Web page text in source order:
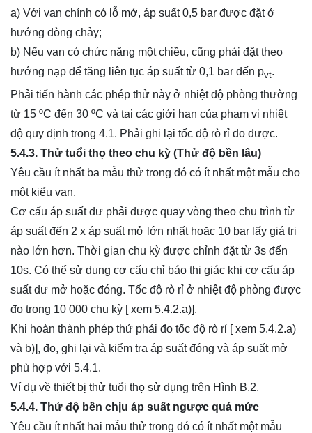
a) Với van chính có lỗ mở, áp suất 0,5 bar được đặt ở
hướng dòng chảy;
b) Nếu van có chức năng một chiều, cũng phải đặt theo
hướng nạp để tăng liên tục áp suất từ 0,1 bar đến pvt.
Phải tiến hành các phép thử này ở nhiệt độ phòng thường
từ 15 ºC đến 30 ºC và tại các giới hạn của phạm vi nhiệt
độ quy định trong 4.1. Phải ghi lại tốc độ rò rỉ đo được.
5.4.3. Thử tuổi thọ theo chu kỳ (Thử độ bền lâu)
Yêu cầu ít nhất ba mẫu thử trong đó có ít nhất một mẫu cho
một kiểu van.
Cơ cấu áp suất dư phải được quay vòng theo chu trình từ
áp suất đến 2 x áp suất mở lớn nhất hoặc 10 bar lấy giá trị
nào lớn hơn. Thời gian chu kỳ được chỉnh đặt từ 3s đến
10s. Có thể sử dụng cơ cấu chỉ báo thị giác khi cơ cấu áp
suất dư mở hoặc đóng. Tốc độ rò rỉ ở nhiệt độ phòng được
đo trong 10 000 chu kỳ [ xem 5.4.2.a)].
Khi hoàn thành phép thử phải đo tốc độ rò rỉ [ xem 5.4.2.a)
và b)], đo, ghi lại và kiểm tra áp suất đóng và áp suất mở
phù hợp với 5.4.1.
Ví dụ về thiết bị thử tuổi thọ sử dụng trên Hình B.2.
5.4.4. Thử độ bền chịu áp suất ngược quá mức
Yêu cầu ít nhất hai mẫu thử trong đó có ít nhất một mẫu